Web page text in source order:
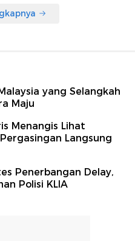
yang Selangkah
Maju
Menangis Lihat
Langsung
Penerbangan Delay,
Polisi KLIA